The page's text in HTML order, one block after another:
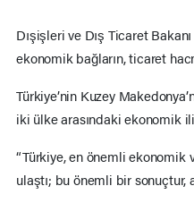
Dışişleri ve Dış Ticaret
ekonomik bağların, ticaret
Türkiye’nin Kuzey
iki ülke arasındaki ekonomik
“Türkiye, en önemli ekonomik
ulaştı; bu önemli bir